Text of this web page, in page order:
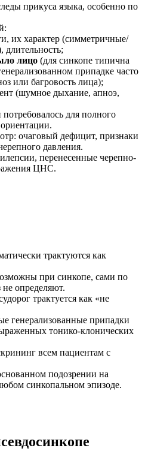
прикуса языка, особенно по
их характер (симметричные/
длительность;
лицо (для синкопе типична
припадке часто
или багровость лица);
(шумное дыхание, апноэ,
потребовалось для полного
очаговый дефицит, признаки
давления.
перенесенные черепно-
ЦНС.
трактуются как
при синкопе, сами по
не определяют.
трактуется как «не
генерализованные припадки
тонико-клонических
всем пациентам с
подозрении на
синкопальном эпизоде.